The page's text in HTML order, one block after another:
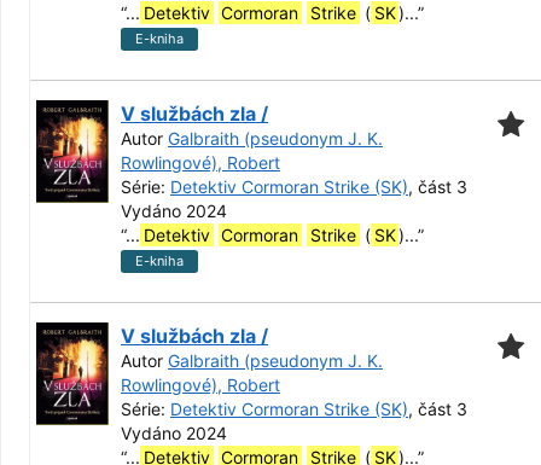
“... Detektiv Cormoran Strike ( SK)...”
E-kniha
V službách zla /
Autor Galbraith (pseudonym J. K.
Rowlingové), Robert
Série: Detektiv Cormoran Strike (SK), část 3
Vydáno 2024
“... Detektiv Cormoran Strike ( SK)...”
E-kniha
V službách zla /
Autor Galbraith (pseudonym J. K.
Rowlingové), Robert
Série: Detektiv Cormoran Strike (SK), část 3
Vydáno 2024
“... Detektiv Cormoran Strike ( SK)...”